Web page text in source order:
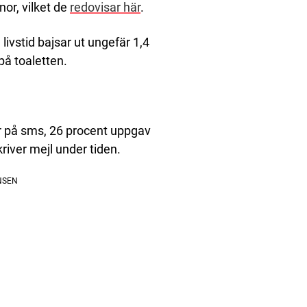
vilket de redovisar här.
bajsar ut ungefär 1,4
toaletten.
sms, 26 procent uppgav
mejl under tiden.